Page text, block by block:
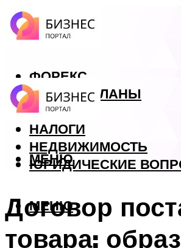
ФОРЕКС
БИЗНЕС ПЛАНЫ
КРЕДИТЫ
НАЛОГИ
НЕДВИЖИМОСТЬ
ЮРИДИЧЕСКИЕ
МЕНЮ
МЕНЮ
Договор
товара: